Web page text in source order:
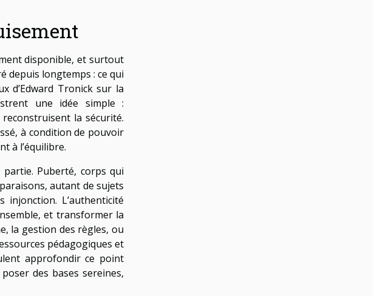
disponible, et surtout
depuis longtemps : ce qui
d’Edward Tronick sur la
une idée simple :
la sécurité.
à condition de pouvoir
à l’équilibre.
Puberté, corps qui
autant de sujets
L’authenticité
et transformer la
la gestion des règles, ou
pédagogiques et
approfondir ce point
des bases sereines,